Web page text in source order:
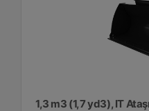
1,3 m3 (1,7 yd3), IT